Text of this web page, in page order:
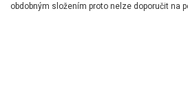
obdobným složením proto nelze doporučit na